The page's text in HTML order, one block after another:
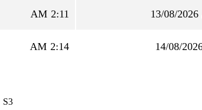
2:11 AM
2:14 AM
S3.